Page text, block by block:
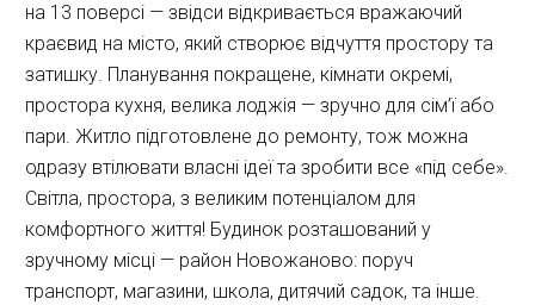
на 13 поверсі — звідси відкривається вражаючий
краєвид на місто, який створює відчуття простору та
затишку. Планування покращене, кімнати окремі,
простора кухня, велика лоджія — зручно для сім’ї або
пари. Житло підготовлене до ремонту, тож можна
одразу втілювати власні ідеї та зробити все «під себе».
Світла, простора, з великим потенціалом для
комфортного життя! Будинок розташований у
зручному місці — район Новожаново: поруч
транспорт, магазини, школа, дитячий садок, та інше.